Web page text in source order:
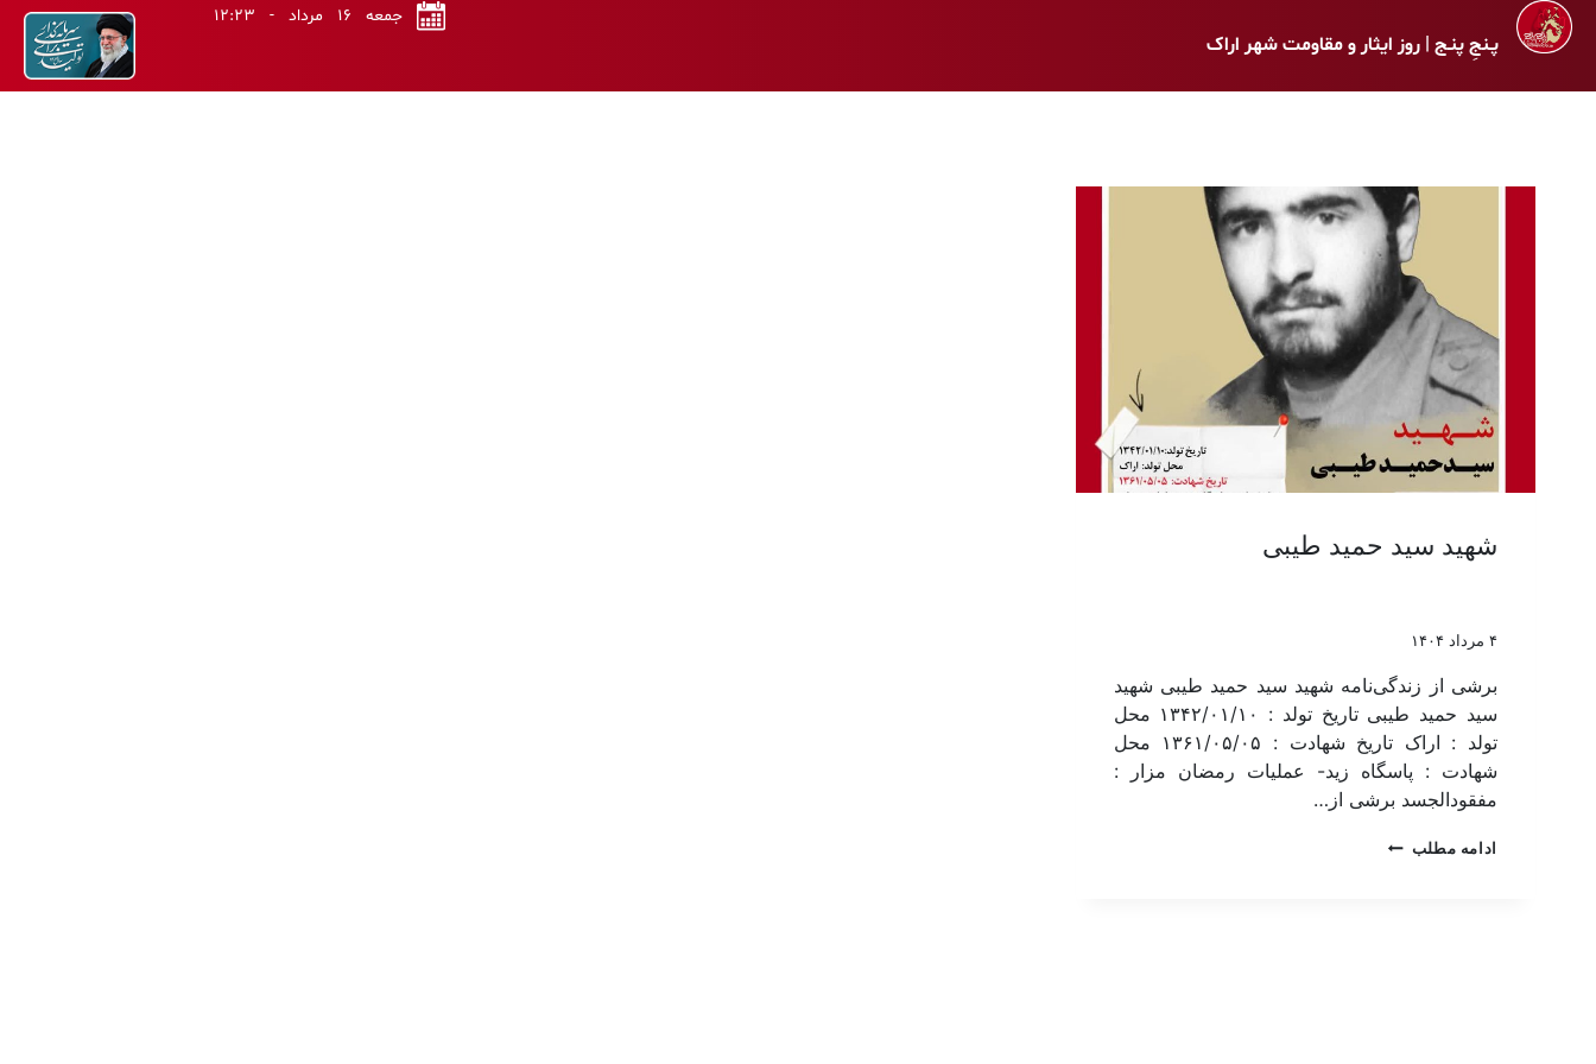
پـنجِ پنـج | روز ایثار و مقاومت شهر اراک
جمعه ۱۶ مرداد - ۱۲:۲۳
شهید سید حمید طیبی
۴ مرداد ۱۴۰۴
برشی از زندگی‌نامه شهید سید حمید طیبی شهید
سید حمید طیبی تاریخ تولد : ۱۳۴۲/۰۱/۱۰ محل
تولد : اراک تاریخ شهادت : ۱۳۶۱/۰۵/۰۵ محل
شهادت : پاسگاه زید- عملیات رمضان مزار :
مفقودالجسد برشی از…
ادامه مطلب